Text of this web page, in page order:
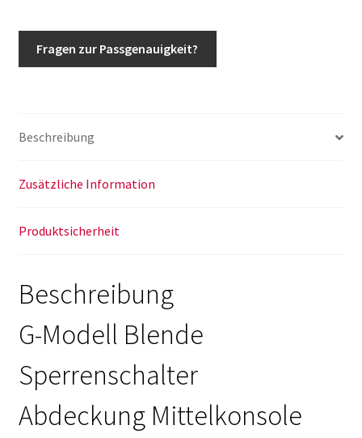
Mittelkonsole
w460
Menge
Fragen zur Passgenauigkeit?
Beschreibung
Zusätzliche Information
Produktsicherheit
Beschreibung
G-Modell Blende
Sperrenschalter
Abdeckung Mittelkonsole